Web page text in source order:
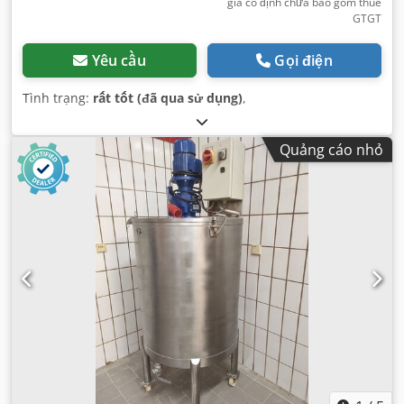
GTGT
Yêu cầu Gọi điện
Tình trạng: rất tốt (đã qua sử dụng),
Quảng cáo nhỏ